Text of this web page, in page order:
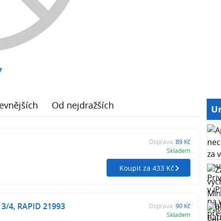
Od nejdražších
Doprava: 89 Kč
Skladem
Koupit za 433 Kč
4, RAPID 21993 Doprava: 90 Kč
Skladem